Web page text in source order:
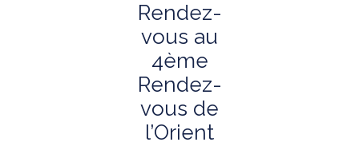
Rendez-
vous au
4ème
Rendez-
vous de
l’Orient